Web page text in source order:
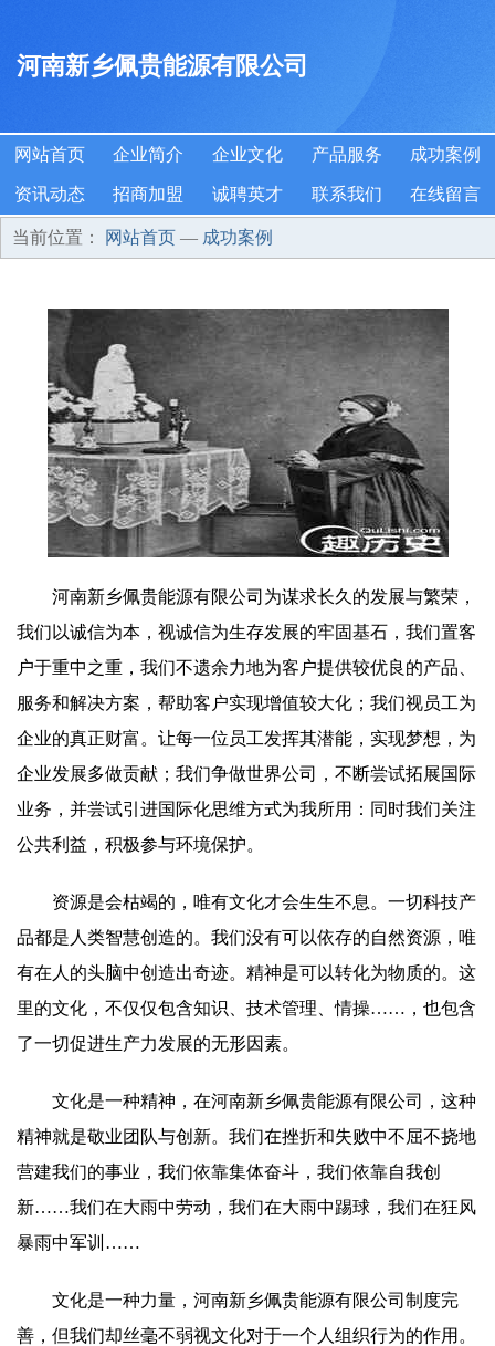
河南新乡佩贵能源有限公司
网站首页 企业简介 企业文化 产品服务 成功案例
资讯动态 招商加盟 诚聘英才 联系我们 在线留言
当前位置： 网站首页 — 成功案例
河南新乡佩贵能源有限公司为谋求长久的发展与繁荣，
我们以诚信为本，视诚信为生存发展的牢固基石，我们置客
户于重中之重，我们不遗余力地为客户提供较优良的产品、
服务和解决方案，帮助客户实现增值较大化；我们视员工为
企业的真正财富。让每一位员工发挥其潜能，实现梦想，为
企业发展多做贡献；我们争做世界公司，不断尝试拓展国际
业务，并尝试引进国际化思维方式为我所用：同时我们关注
公共利益，积极参与环境保护。
资源是会枯竭的，唯有文化才会生生不息。一切科技产
品都是人类智慧创造的。我们没有可以依存的自然资源，唯
有在人的头脑中创造出奇迹。精神是可以转化为物质的。这
里的文化，不仅仅包含知识、技术管理、情操……，也包含
了一切促进生产力发展的无形因素。
文化是一种精神，在河南新乡佩贵能源有限公司，这种
精神就是敬业团队与创新。我们在挫折和失败中不屈不挠地
营建我们的事业，我们依靠集体奋斗，我们依靠自我创
新……我们在大雨中劳动，我们在大雨中踢球，我们在狂风
暴雨中军训……
文化是一种力量，河南新乡佩贵能源有限公司制度完
善，但我们却丝毫不弱视文化对于一个人组织行为的作用。